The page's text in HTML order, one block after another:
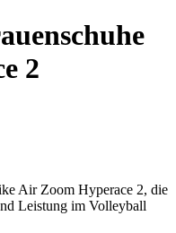
2
Air Zoom Hyperace 2, die
Leistung im Volleyball